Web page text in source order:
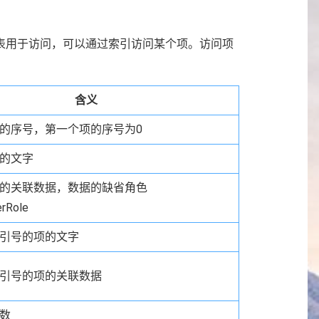
用于访问，可以通过索引访问某个项。访问项
含义
序号，第一个项的序号为0
文字
关联数据，数据的缺省角色
号的项的文字
号的项的关联数据